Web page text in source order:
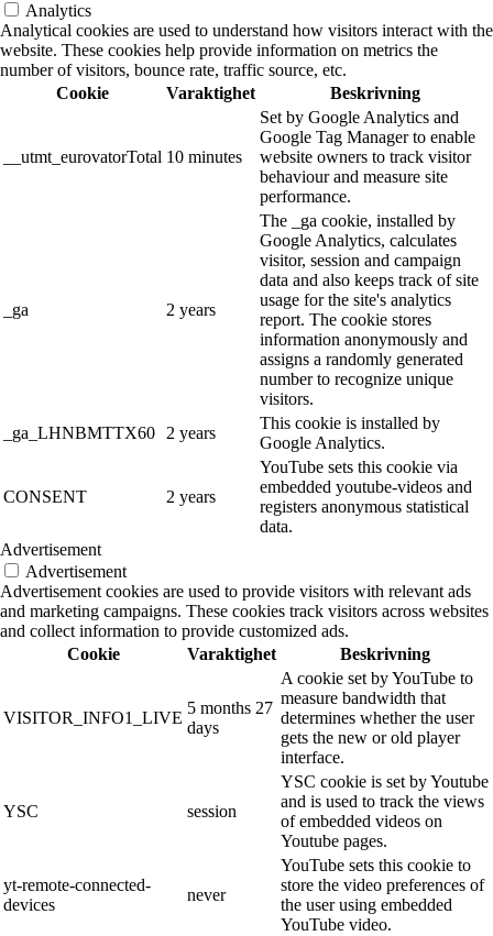
Analytics
Analytical cookies are used to understand how visitors interact with the
website. These cookies help provide information on metrics the
number of visitors, bounce rate, traffic source, etc.
Cookie
Varaktighet Beskrivning
__utmt_eurovatorTotal 10 minutes
Set by Google Analytics and
Google Tag Manager to enable
website owners to track visitor
behaviour and measure site
performance.
_ga 2 years
The _ga cookie, installed by
Google Analytics, calculates
visitor, session and campaign
data and also keeps track of site
usage for the site's analytics
report. The cookie stores
information anonymously and
assigns a randomly generated
number to recognize unique
visitors.
_ga_LHNBMTTX60
2 years
This cookie is installed by
Google Analytics.
CONSENT 2 years
YouTube sets this cookie via
embedded youtube-videos and
registers anonymous statistical
data.
Advertisement
Advertisement
Advertisement cookies are used to provide visitors with relevant ads
and marketing campaigns. These cookies track visitors across websites
and collect information to provide customized ads.
Cookie
Varaktighet Beskrivning
VISITOR_INFO1_LIVE
5 months 27
days
A cookie set by YouTube to
measure bandwidth that
determines whether the user
gets the new or old player
interface.
YSC session
YSC cookie is set by Youtube
and is used to track the views
of embedded videos on
Youtube pages.
yt-remote-connected-
devices
never
YouTube sets this cookie to
store the video preferences of
the user using embedded
YouTube video.